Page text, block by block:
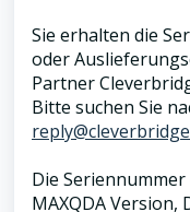
Sie erhalten die
oder
Partner
Bitte suchen Sie
Die
MAXQDA